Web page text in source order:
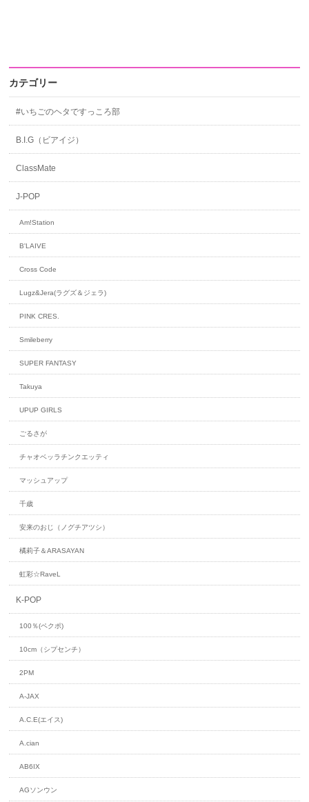
カテゴリー
#いちごのヘタですっころ部
B.I.G（ビアイジ）
ClassMate
J-POP
Am!Station
B'LAIVE
Cross Code
Lugz&Jera(ラグズ＆ジェラ)
PINK CRES.
Smileberry
SUPER FANTASY
Takuya
UPUP GIRLS
ごるさが
チャオベッラチンクエッティ
マッシュアップ
千歳
安来のおじ（ノグチアツシ）
橘莉子＆ARASAYAN
虹彩☆RaveL
K-POP
100％(ペクポ)
10cm（シプセンチ）
2PM
A-JAX
A.C.E(エイス)
A.cian
AB6IX
AGソンウン